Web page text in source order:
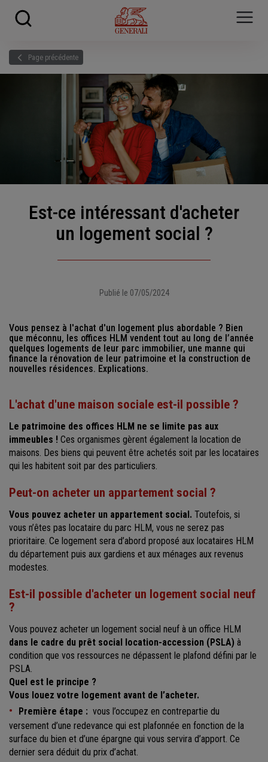
Page précédente
Est-ce intéressant d'acheter
un logement social ?
Publié le 07/05/2024
Vous pensez à l'achat d'un logement plus abordable ? Bien
que méconnu, les offices HLM vendent tout au long de l’année
quelques logements de leur parc immobilier, une manne qui
finance la rénovation de leur patrimoine et la construction de
nouvelles résidences. Explications.
L'achat d'une maison sociale est-il possible ?
Le patrimoine des offices HLM ne se limite pas aux
immeubles ! Ces organismes gèrent également la location de
maisons. Des biens qui peuvent être achetés soit par les locataires
qui les habitent soit par des particuliers.
Peut-on acheter un appartement social ?
Vous pouvez acheter un appartement social. Toutefois, si
vous n’êtes pas locataire du parc HLM, vous ne serez pas
prioritaire. Ce logement sera d’abord proposé aux locataires HLM
du département puis aux gardiens et aux ménages aux revenus
modestes.
Est-il possible d'acheter un logement social neuf
?
Vous pouvez acheter un logement social neuf à un office HLM
dans le cadre du prêt social location-accession (PSLA) à
condition que vos ressources ne dépassent le plafond défini par le
PSLA.
Quel est le principe ?
Vous louez votre logement avant de l’acheter.
Première étape : vous l’occupez en contrepartie du
versement d’une redevance qui est plafonnée en fonction de la
surface du bien et d’une épargne qui vous servira d’apport. Ce
dernier sera déduit du prix d’achat.